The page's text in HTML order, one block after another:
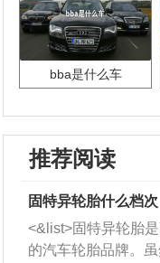
bba是什么车
推荐阅读
固特异轮胎什么档次
<&list>固特异轮胎
的汽车轮胎品牌。